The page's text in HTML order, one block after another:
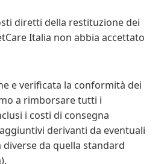
diretti della restituzione dei
Italia non abbia accettato
e verificata la conformità dei
a rimborsare tutti i
i costi di consegna
derivanti da eventuali
da quella standard